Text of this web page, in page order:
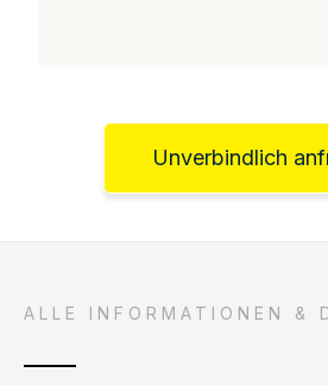
Unverbindlich
ALLE INFORMATIONEN &